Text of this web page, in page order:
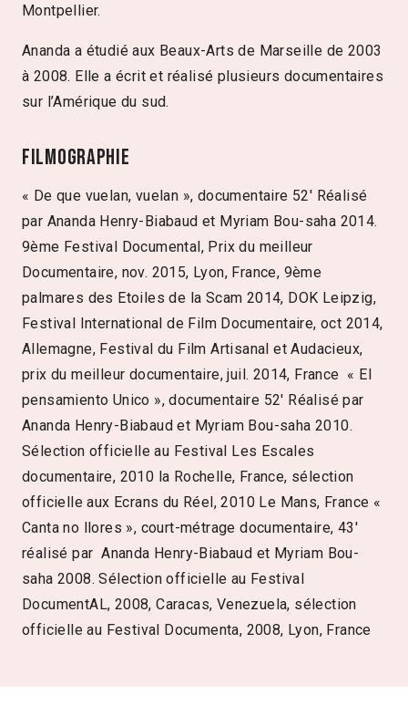
Montpellier.
Ananda a étudié aux Beaux-Arts de Marseille de 2003
à 2008. Elle a écrit et réalisé plusieurs documentaires
sur l’Amérique du sud.
Filmographie
« De que vuelan, vuelan », documentaire 52′ Réalisé
par Ananda Henry-Biabaud et Myriam Bou-saha 2014.
9ème Festival Documental, Prix du meilleur
Documentaire, nov. 2015, Lyon, France, 9ème
palmares des Etoiles de la Scam 2014, DOK Leipzig,
Festival International de Film Documentaire, oct 2014,
Allemagne, Festival du Film Artisanal et Audacieux,
prix du meilleur documentaire, juil. 2014, France « El
pensamiento Unico », documentaire 52′ Réalisé par
Ananda Henry-Biabaud et Myriam Bou-saha 2010.
Sélection officielle au Festival Les Escales
documentaire, 2010 la Rochelle, France, sélection
officielle aux Ecrans du Réel, 2010 Le Mans, France «
Canta no llores », court-métrage documentaire, 43′
réalisé par Ananda Henry-Biabaud et Myriam Bou-
saha 2008. Sélection officielle au Festival
DocumentAL, 2008, Caracas, Venezuela, sélection
officielle au Festival Documenta, 2008, Lyon, France